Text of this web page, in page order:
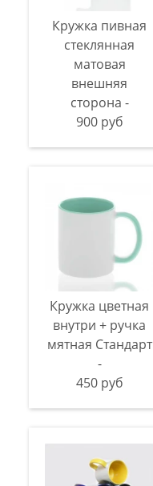
Кружка пивная
стеклянная
матовая
внешняя
сторона -
900 руб
Кружка цветная
внутри + ручка
мятная Стандарт
-
450 руб